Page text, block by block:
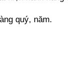
quý, năm.